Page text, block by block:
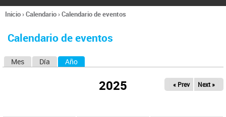
l
Se
usted
Inicio›Calendario›Calendario de eventos
Calendario de eventos
Mes Día Año
2025 « Prev Next »